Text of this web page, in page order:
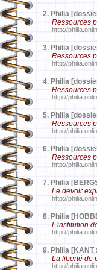
2. Philia
Ressources
http://
3. Philia
Ressources
http://
4. Philia
Ressources
http://
5. Philia
Ressources
http://
6. Philia
Ressources
http://
7. Philia
Le devoir
http://
8. Philia
L'institution
http://
9. Philia
La liberté de
http://